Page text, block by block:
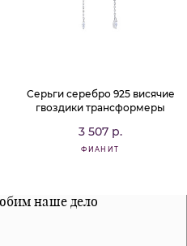
Серьги серебро 925 висячие
гвоздики трансформеры
3 507 р.
ФИАНИТ
наше дело
гипоалергенны
покупкой